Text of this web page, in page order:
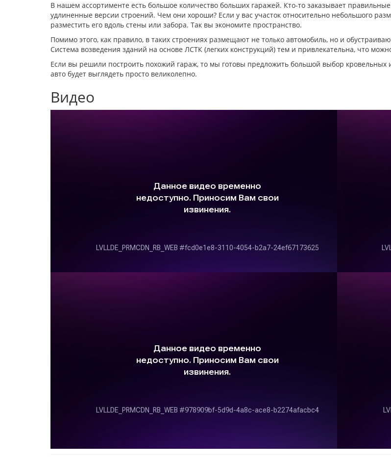
В нашем ассортименте есть большое количество больших гаражей. Кто-то заказывает
удлиненные версии строений. Чем они хороши? Если у вас участок относительно небольшого
разместить его вдоль стены или забора. Так вы экономите пространство.
Помимо этого, как правило, в таких строениях размещают не только автомобиль, но и
Система возведения зданий на основе ЛСТК (легких конструкций) тем и привлекательна, что
Если вы решили построить похожий гараж, то мы готовы предложить большой выбор
авто будет выглядеть просто великолепно.
Видео